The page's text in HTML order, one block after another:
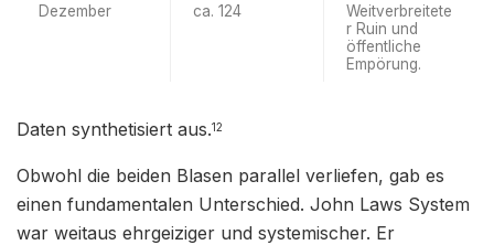
Dezember ca. 124
Weitverbreitete
r Ruin und
öffentliche
Empörung.
Daten synthetisiert aus.12
Obwohl die beiden Blasen parallel verliefen, gab es
einen fundamentalen Unterschied. John Laws System
war weitaus ehrgeiziger und systemischer. Er